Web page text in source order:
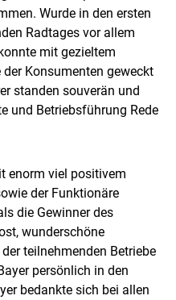
Wurde in den ersten
Radtages vor allem
mit gezieltem
Konsumenten geweckt
standen souverän und
und Betriebsführung Rede
enorm viel positivem
der Funktionäre
die Gewinner des
wunderschöne
teilnehmenden Betriebe
persönlich in den
bedankte sich bei allen